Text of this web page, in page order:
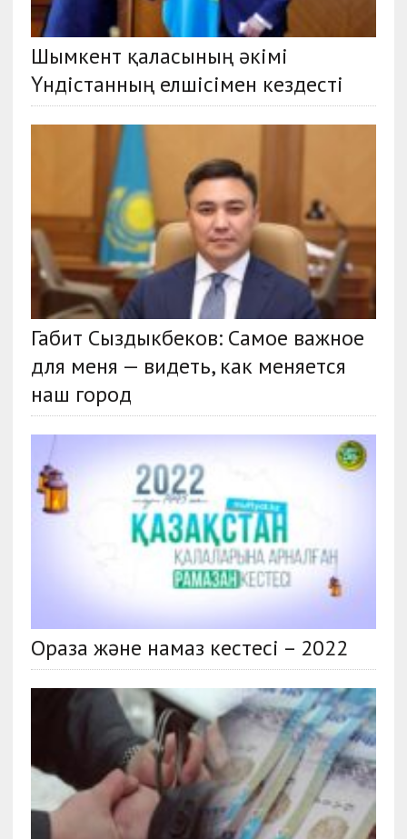
Шымкент қаласының әкімі
Үндістанның елшісімен кездесті
Габит Сыздыкбеков: Самое важное
для меня — видеть, как меняется
наш город
Ораза және намаз кестесі – 2022